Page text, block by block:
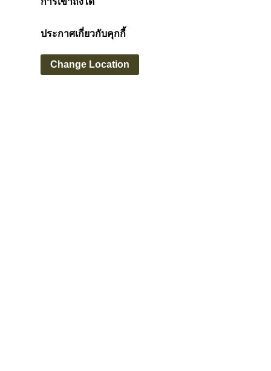
ประกาศเกี่ยวกับคุกกี้
Change Location